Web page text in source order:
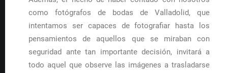
como fotógrafos de bodas de Valladolid, que
intentamos ser capaces de fotografiar hasta los
pensamientos de aquellos que se miraban con
seguridad ante tan importante decisión, invitará a
todo aquel que observe las imágenes a trasladarse